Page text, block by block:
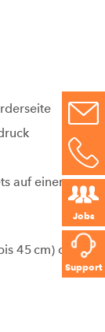
Jobs
Support
auf einer
45 cm) oder